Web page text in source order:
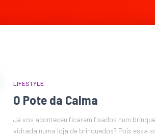
LIFESTYLE
O Pote da Calma
Já vos aconteceu ficarem fixados num
vidrada numa loja de brinquedos? Pois essa